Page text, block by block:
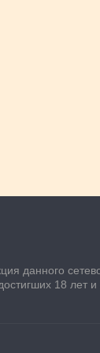
данного
18 лет